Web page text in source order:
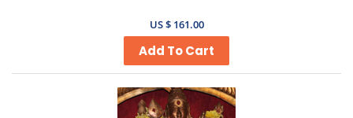
US $ 161.00
Add To Cart